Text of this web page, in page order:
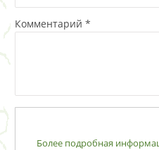
Комментарий *
Более подробная